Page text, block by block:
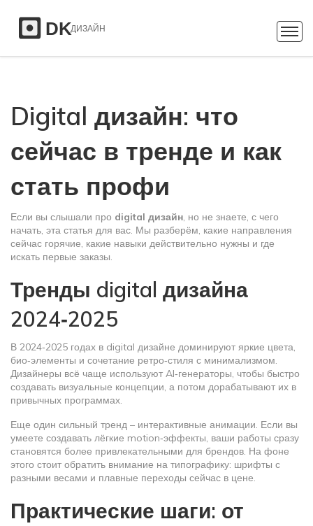
Digital дизайн: что
сейчас в тренде и как
стать профи
Если вы слышали про digital дизайн, но не знаете, с чего
начать, эта статья для вас. Мы разберём, какие направления
сейчас горячие, какие навыки действительно нужны и где
искать первые заказы.
Тренды digital дизайна
2024‑2025
В 2024‑2025 годах в digital дизайне доминируют яркие цвета,
био‑элементы и сочетание ретро‑стиля с минимализмом.
Дизайнеры всё чаще используют AI‑генераторы, чтобы быстро
создавать визуальные концепции, а потом дорабатывают их в
привычных программах.
Еще один сильный тренд – интерактивные анимации. Если вы
умеете создавать лёгкие motion‑эффекты, ваши работы сразу
становятся более привлекательными для брендов. На фоне
этого стоит обратить внимание на типографику: шрифты с
разными весами и плавные переходы сейчас в цене.
Практические шаги: от